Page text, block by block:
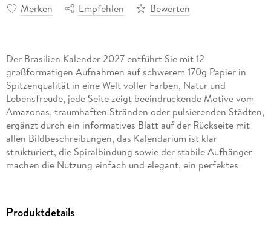
Merken Empfehlen Bewerten
Der Brasilien Kalender 2027 entführt Sie mit 12
großformatigen Aufnahmen auf schwerem 170g Papier in
Spitzenqualität in eine Welt voller Farben, Natur und
Lebensfreude, jede Seite zeigt beeindruckende Motive vom
Amazonas, traumhaften Stränden oder pulsierenden Städten,
ergänzt durch ein informatives Blatt auf der Rückseite mit
allen Bildbeschreibungen, das Kalendarium ist klar
strukturiert, die Spiralbindung sowie der stabile Aufhänger
machen die Nutzung einfach und elegant, ein perfektes
Produktdetails